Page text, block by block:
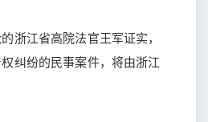
浙江省高院法官王军证实，
纠纷的民事案件，将由浙江